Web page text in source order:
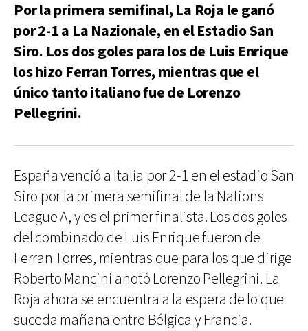
Por la primera semifinal, La Roja le ganó
por 2-1 a La Nazionale, en el Estadio San
Siro. Los dos goles para los de Luis Enrique
los hizo Ferran Torres, mientras que el
único tanto italiano fue de Lorenzo
Pellegrini.
España venció a Italia por 2-1 en el estadio San
Siro por la primera semifinal de la Nations
League A, y es el primer finalista. Los dos goles
del combinado de Luis Enrique fueron de
Ferran Torres, mientras que para los que dirige
Roberto Mancini anotó Lorenzo Pellegrini. La
Roja ahora se encuentra a la espera de lo que
suceda mañana entre Bélgica y Francia.